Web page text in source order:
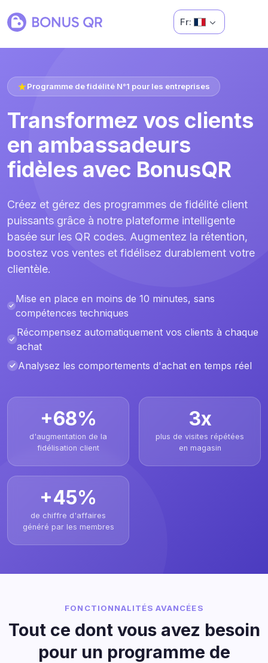
Fr:
Programme de fidélité N°1 pour les entreprises
Transformez vos clients
en ambassadeurs
fidèles avec BonusQR
Créez et gérez des programmes de fidélité client
puissants grâce à notre plateforme intelligente
basée sur les QR codes. Augmentez la rétention,
boostez vos ventes et fidélisez durablement votre
clientèle.
Mise en place en moins de 10 minutes, sans
compétences techniques
Récompensez automatiquement vos clients à chaque
achat
Analysez les comportements d'achat en temps réel
+68%
d'augmentation de la
fidélisation client
3x
plus de visites répétées
en magasin
+45%
de chiffre d'affaires
généré par les membres
FONCTIONNALITÉS AVANCÉES
Tout ce dont vous avez besoin
pour un programme de